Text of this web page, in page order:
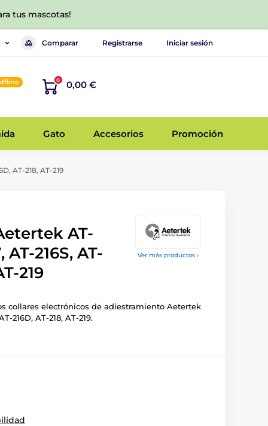
tus mascotas!
Comparar Registrarse Iniciar sesión
0 0,00 €
Gato Accesorios Promoción
AT-218, AT-219
Ver más productos ›
AT-
AT-216S, AT-
219
collares electrónicos de adiestramiento Aetertek
216D, AT-218, AT-219.